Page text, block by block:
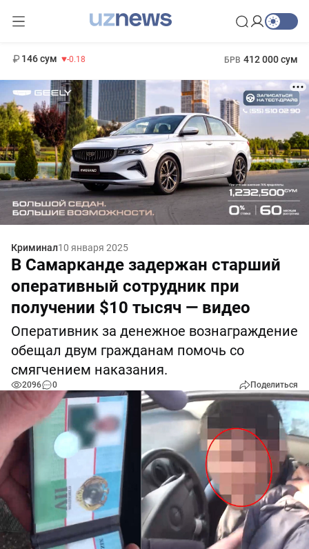
146 сум -0.18 БРВ 412 000 сум
Криминал10 января 2025
В Самарканде задержан старший
оперативный сотрудник при
получении $10 тысяч — видео
Оперативник за денежное вознаграждение
обещал двум гражданам помочь со
смягчением наказания.
2096 0 Поделиться